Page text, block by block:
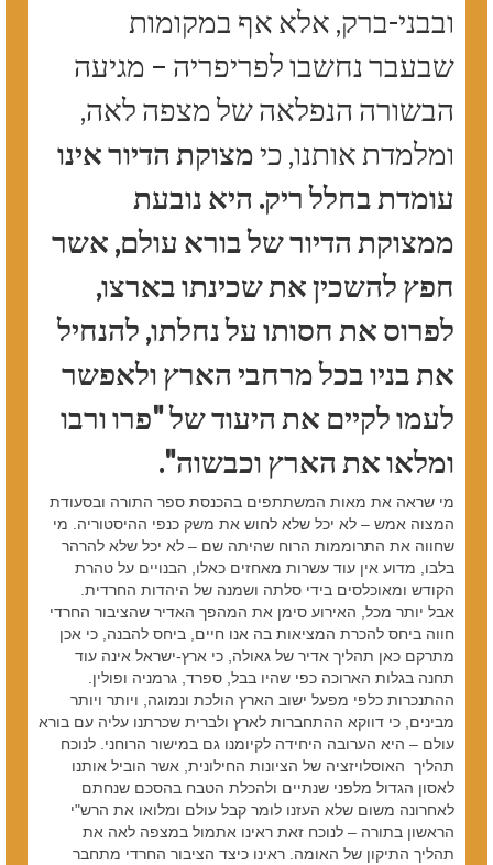
ובבני-ברק, אלא אף במקומות
שבעבר נחשבו לפריפריה – מגיעה
הבשורה הנפלאה של מצפה לאה,
ומלמדת אותנו, כימצוקת הדיור אינו
עומדת בחלל ריק. היא נובעת
ממצוקת הדיור של בורא עולם, אשר
חפץ להשכין את שכינתו בארצו,
לפרוס את חסותו על נחלתו, להנחיל
את בניו בכל מרחבי הארץ ולאפשר
לעמו לקיים את היעוד של "פרו ורבו
ומלאו את הארץ וכבשוה".
מי שראה את מאות המשתתפים בהכנסת ספר התורה ובסעודת
המצוה אמש – לא יכל שלא לחוש את משק כנפי ההיסטוריה. מי
שחווה את התרוממות הרוח שהיתה שם – לא יכל שלא להרהר
בלבו, מדוע אין עוד עשרות מאחזים כאלו, הבנויים על טהרת
הקודש ומאוכלסים בידי סלתה ושמנה של היהדות החרדית.
אבל יותר מכל, האירוע סימן את המהפך האדיר שהציבור החרדי
חווה ביחס להכרת המציאות בה אנו חיים, ביחס להבנה, כי אכן
מתרקם כאן תהליך אדיר של גאולה, כי ארץ-ישראל אינה עוד
תחנה בגלות הארוכה כפי שהיו בבל, ספרד, גרמניה ופולין.
ההתנכרות כלפי מפעל ישוב הארץ הולכת ונמוגה, ויותר ויותר
מבינים, כי דווקא ההתחברות לארץ ולברית שכרתנו עליה עם בורא
עולם – היא הערובה היחידה לקיומנו גם במישור הרוחני. לנוכח
תהליך האוסלויזציה של הציונות החילונית, אשר הוביל אותנו
לאסון הגדול מלפני שנתיים ולהכלת הטבח בהסכם שנחתם
לאחרונה משום שלא העזנו לומר קבל עולם ומלואו את הרש"י
הראשון בתורה – לנוכח זאת ראינו אתמול במצפה לאה את
תהליך התיקון של האומה. ראינו כיצד הציבור החרדי מתחבר